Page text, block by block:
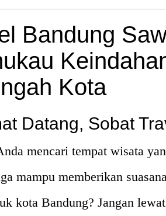
Bandung
Kota
Datang, Sobat
mencari tempat wisata
mampu memberikan
kota Bandung? Jangan